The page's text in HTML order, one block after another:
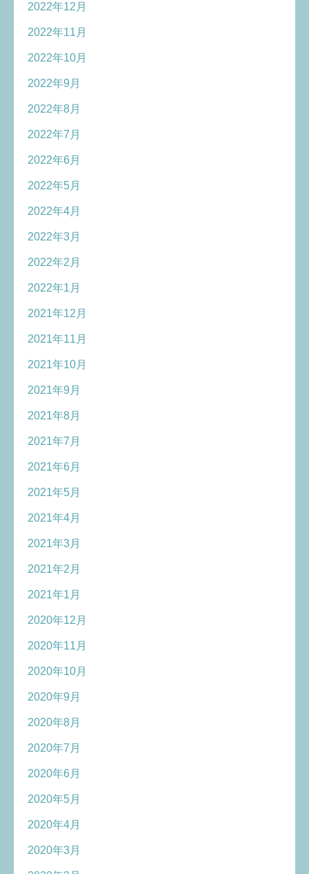
2022年12月
2022年11月
2022年10月
2022年9月
2022年8月
2022年7月
2022年6月
2022年5月
2022年4月
2022年3月
2022年2月
2022年1月
2021年12月
2021年11月
2021年10月
2021年9月
2021年8月
2021年7月
2021年6月
2021年5月
2021年4月
2021年3月
2021年2月
2021年1月
2020年12月
2020年11月
2020年10月
2020年9月
2020年8月
2020年7月
2020年6月
2020年5月
2020年4月
2020年3月